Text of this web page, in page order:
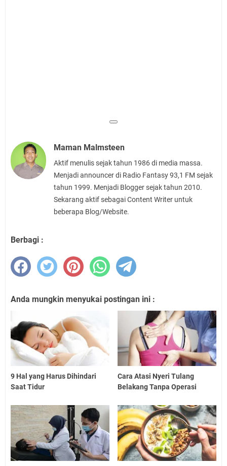
Maman Malmsteen
Aktif menulis sejak tahun 1986 di media massa.
Menjadi announcer di Radio Fantasy 93,1 FM sejak
tahun 1999. Menjadi Blogger sejak tahun 2010.
Sekarang aktif sebagai Content Writer untuk
beberapa Blog/Website.
Berbagi :
Anda mungkin menyukai postingan ini :
9 Hal yang Harus Dihindari
Saat Tidur
Cara Atasi Nyeri Tulang
Belakang Tanpa Operasi